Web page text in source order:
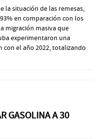
la situación de las remesas,
en comparación con los
migración masiva que
experimentaron una
con el año 2022, totalizando
GASOLINA A 30